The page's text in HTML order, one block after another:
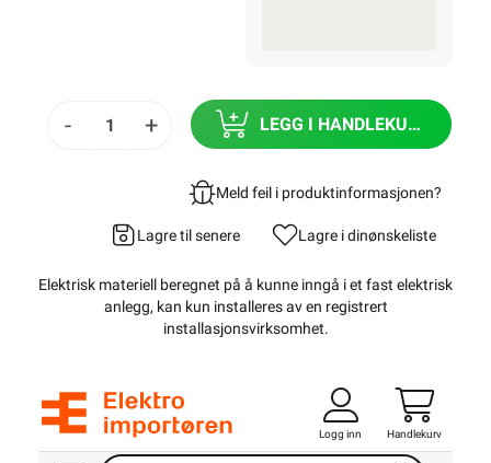
- + LEGG I HANDLEKURV
Meld feil i produktinformasjonen?
Lagre til senere Lagre i dinønskeliste
Elektrisk materiell beregnet på å kunne inngå i et fast elektrisk
anlegg, kan kun installeres av en registrert
installasjonsvirksomhet.
Logg inn Handlekurv